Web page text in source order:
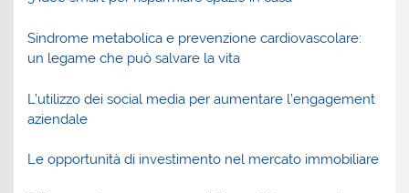
Sindrome metabolica e prevenzione cardiovascolare:
un legame che può salvare la vita
L’utilizzo dei social media per aumentare l’engagement
aziendale
Le opportunità di investimento nel mercato immobiliare